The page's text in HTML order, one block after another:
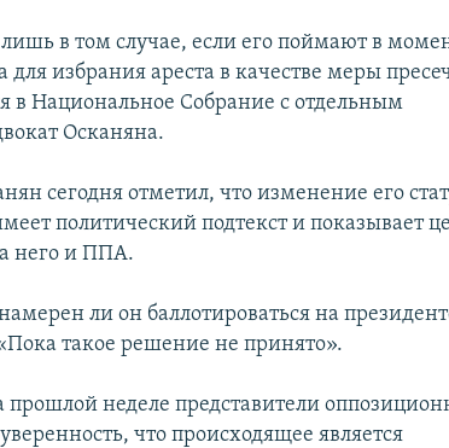
в том случае, если его поймают в
избрания ареста в качестве меры
в Национальное Собрание с отдельным
Осканяна.
сегодня отметил, что изменение его
политический подтекст и показывает
него и ППА.
ли он баллотироваться на
такое решение не принято».
прошлой неделе представители
что происходящее является